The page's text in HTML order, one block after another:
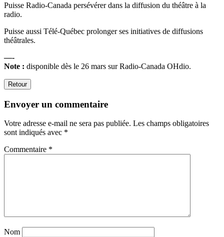
Puisse Radio-Canada persévérer dans la diffusion du théâtre à la
radio.
Puisse aussi Télé-Québec prolonger ses initiatives de diffusions
théâtrales.
—-
Note : disponible dès le 26 mars sur Radio-Canada OHdio.
Retour
Envoyer un commentaire
Votre adresse e-mail ne sera pas publiée. Les champs obligatoires
sont indiqués avec *
Commentaire *
Nom